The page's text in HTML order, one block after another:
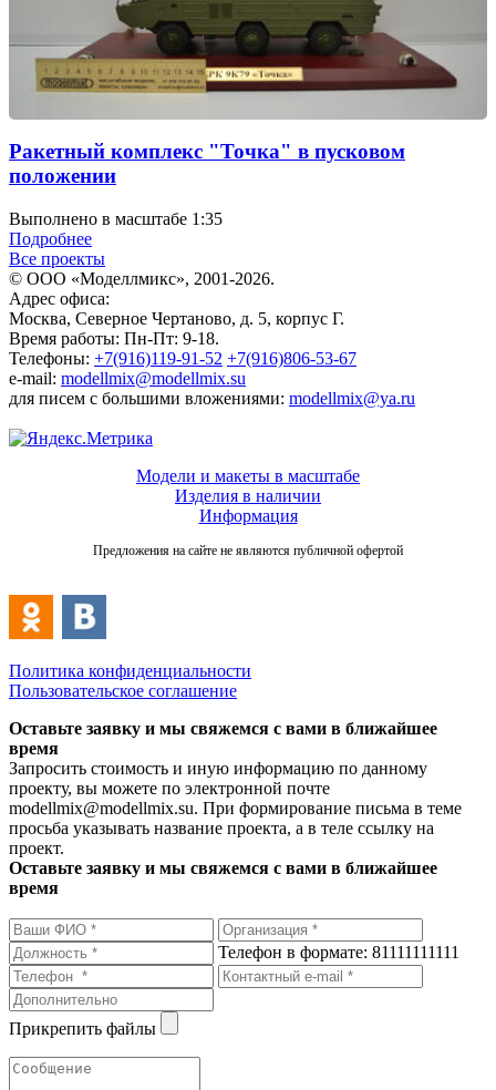
Ракетный комплекс "Точка" в пусковом
положении
Выполнено в масштабе 1:35
Подробнее
Все проекты
© ООО «Моделлмикс», 2001-2026.
Адрес офиса:
Москва, Северное Чертаново, д. 5, корпус Г.
Время работы: Пн-Пт: 9-18.
Телефоны: +7(916)119-91-52 +7(916)806-53-67
e-mail: modellmix@modellmix.su
для писем с большими вложениями: modellmix@ya.ru
Модели и макеты в масштабе
Изделия в наличии
Информация
Предложения на сайте не являются публичной офертой
Политика конфиденциальности
Пользовательское соглашение
Оставьте заявку и мы свяжемся с вами в ближайшее
время
Запросить стоимость и иную информацию по данному
проекту, вы можете по электронной почте
modellmix@modellmix.su. При формирование письма в теме
просьба указывать название проекта, а в теле ссылку на
проект.
Оставьте заявку и мы свяжемся с вами в ближайшее
время
Телефон в формате: 81111111111
Прикрепить файлы